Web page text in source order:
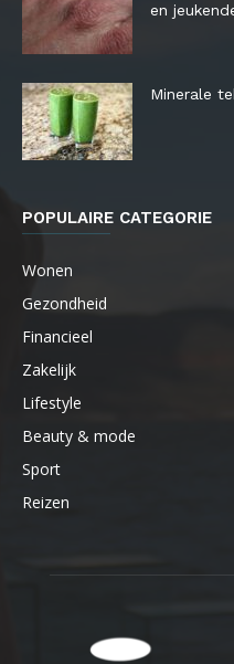
en
Minerale
POPULAIRE CATEGORIE
Wonen
Gezondheid
Financieel
Zakelijk
Lifestyle
Beauty & mode
Sport
Reizen